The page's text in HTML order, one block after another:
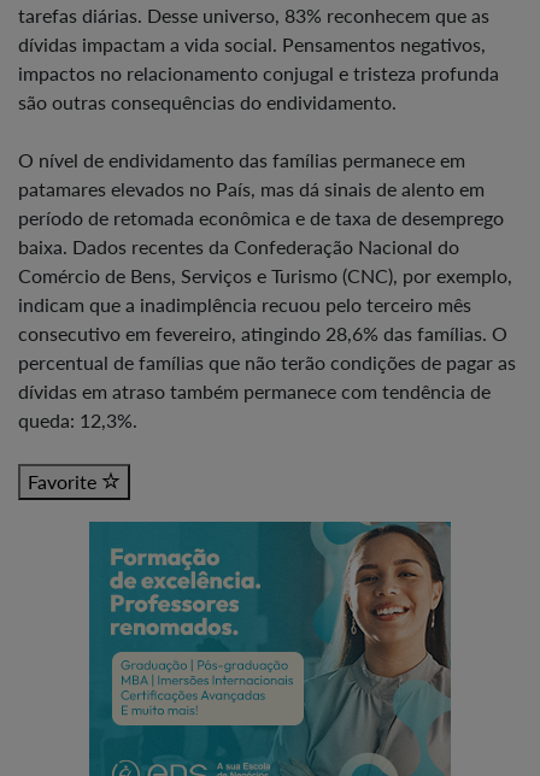
tarefas diárias. Desse universo, 83% reconhecem que as
dívidas impactam a vida social. Pensamentos negativos,
impactos no relacionamento conjugal e tristeza profunda
são outras consequências do endividamento.
O nível de endividamento das famílias permanece em
patamares elevados no País, mas dá sinais de alento em
período de retomada econômica e de taxa de desemprego
baixa. Dados recentes da Confederação Nacional do
Comércio de Bens, Serviços e Turismo (CNC), por exemplo,
indicam que a inadimplência recuou pelo terceiro mês
consecutivo em fevereiro, atingindo 28,6% das famílias. O
percentual de famílias que não terão condições de pagar as
dívidas em atraso também permanece com tendência de
queda: 12,3%.
Favorite